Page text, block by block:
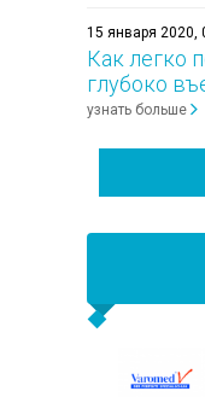
15 января 2020,
Как легко
глубоко
узнать больше